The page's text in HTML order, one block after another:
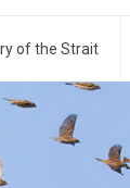
of the Strait